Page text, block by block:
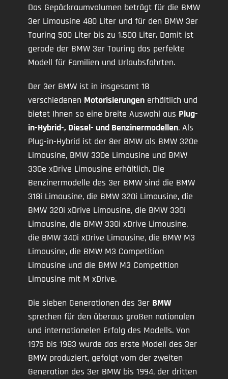
Das Gepäckraumvolumen beträgt für die BMW
3er Limousine 480 Liter und für den BMW 3er
Touring 500 Liter bis zu 1.500 Liter. Damit ist
gerade der BMW 3er Touring das perfekte
Modell für Familien und Urlaubsfahrten.
Der 3er BMW ist in insgesamt 18
verschiedenen Motorisierungen erhältlich und
bietet Ihnen so eine breite Auswahl aus Plug-
in-Hybrid-, Diesel- und Benzinermodellen. Als
Plug-in-Hybrid ist der 8er BMW als BMW 320e
Limousine, BMW 330e Limousine und BMW
330e xDrive Limousine erhältlich. Die
Benzinermodelle des 3er BMW sind die BMW
318i Limousine, die BMW 320i Limousine, die
BMW 320i xDrive Limousine, die BMW 330i
Limousine, die BMW 330i xDrive Limousine,
die BMW 340i xDrive Limousine, die BMW M3
Limousine, die BMW M3 Competition
Limousine und die BMW M3 Competition
Limousine mit M xDrive.
Die sieben Generationen des 3er BMW
sprechen für den überaus großen nationalen
und internationelen Erfolg des Modells. Von
1975 bis 1983 wurde das erste Modell des 3er
BMW produziert, gefolgt vom der zweiten
Generation des 3er BMW bis 1994, der dritten